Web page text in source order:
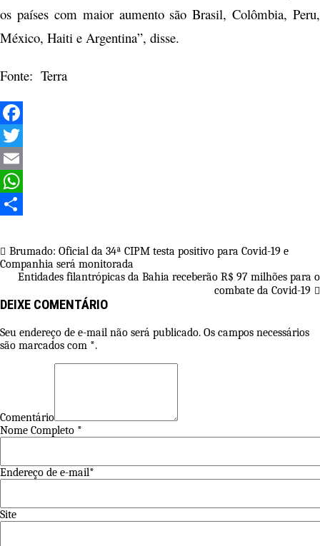
os países com maior aumento são Brasil, Colômbia, Peru,
México, Haiti e Argentina”, disse.
Fonte: Terra
Facebook
Twitter
Email
WhatsApp
Navegação
de
Brumado: Oficial da 34ª CIPM testa positivo para Covid-19 e
Companhia será monitorada
Entidades filantrópicas da Bahia receberão R$ 97 milhões para o
combate da Covid-19
DEIXE COMENTÁRIO
Seu endereço de e-mail não será publicado. Os campos necessários
são marcados com *.
Comentário
Nome Completo *
Endereço de e-mail*
Site